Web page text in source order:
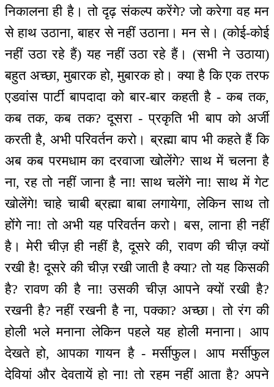
निकालना ही है। तो दृढ़ संकल्प करेंगे? जो करेगा वह मन
से हाथ उठाना, बाहर से नहीं उठाना। मन से। (कोई-कोई
नहीं उठा रहे हैं) यह नहीं उठा रहे हैं। (सभी ने उठाया)
बहुत अच्छा, मुबारक हो, मुबारक हो। क्या है कि एक तरफ
एडवांस पार्टी बापदादा को बार-बार कहती है - कब तक,
कब तक, कब तक? दूसरा - प्रकृति भी बाप को अर्जी
करती है, अभी परिवर्तन करो। ब्रह्मा बाप भी कहते हैं कि
अब कब परमधाम का दरवाजा खोलेंगे? साथ में चलना है
ना, रह तो नहीं जाना है ना! साथ चलेंगे ना! साथ में गेट
खोलेंगे! चाहे चाबी ब्रह्मा बाबा लगायेगा, लेकिन साथ तो
होंगे ना! तो अभी यह परिवर्तन करो। बस, लाना ही नहीं
है। मेरी चीज़ ही नहीं है, दूसरे की, रावण की चीज़ क्यों
रखी है! दूसरे की चीज़ रखी जाती है क्या? तो यह किसकी
है? रावण की है ना! उसकी चीज़ आपने क्यों रखी है?
रखनी है? नहीं रखनी है ना, पक्का? अच्छा। तो रंग की
होली भले मनाना लेकिन पहले यह होली मनाना। आप
देखते हो, आपका गायन है - मर्सीफुल। आप मर्सीफुल
देवियां और देवतायें हो ना! तो रहम नहीं आता है? अपने